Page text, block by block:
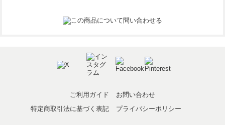
ご利用ガイド
お問い合わせ
特定商取引法に基づく表記
プライバシーポリシー